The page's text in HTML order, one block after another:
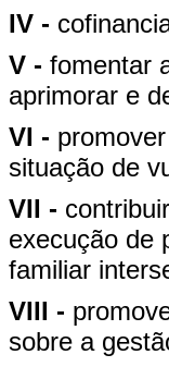
IV -
V - fomentar
aprimorar e
VI -
situação de
VII -
execução de
familiar
VIII -
sobre a